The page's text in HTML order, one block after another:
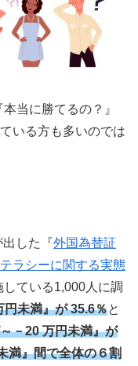
当に勝てるの？』
いる方も多いのでは
した『外国為替証
ラシーに関する実態
ている1,000 人に調
円未満』が 35.6％と
－20 万円未満』が
満』間で全体の６割